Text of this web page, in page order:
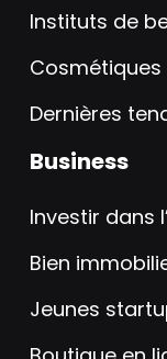
Instituts de
Cosmétiques
Dernières
Business
Investir dans
Bien
Jeunes